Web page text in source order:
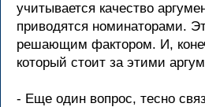
учитывается качество
приводятся номинаторами.
решающим фактором. И,
который стоит за этими
- Еще один вопрос, тесно